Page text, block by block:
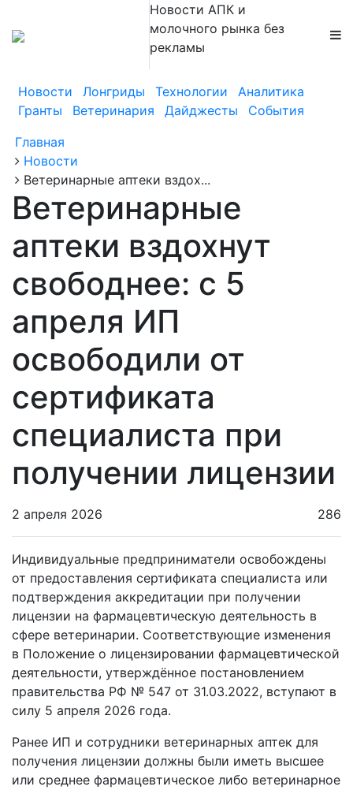
Новости АПК и
молочного рынка без
рекламы
Новости Лонгриды Технологии
Аналитика
Гранты
Ветеринария Дайджесты
События
Главная
Новости
Ветеринарные аптеки вздох...
Ветеринарные
аптеки вздохнут
свободнее: с 5
апреля ИП
освободили от
сертификата
специалиста при
получении лицензии
2 апреля 2026 286
Индивидуальные предприниматели освобождены
от предоставления сертификата специалиста или
подтверждения аккредитации при получении
лицензии на фармацевтическую деятельность в
сфере ветеринарии. Соответствующие изменения
в Положение о лицензировании фармацевтической
деятельности, утверждённое постановлением
правительства РФ № 547 от 31.03.2022, вступают в
силу 5 апреля 2026 года.
Ранее ИП и сотрудники ветеринарных аптек для
получения лицензии должны были иметь высшее
или среднее фармацевтическое либо ветеринарное